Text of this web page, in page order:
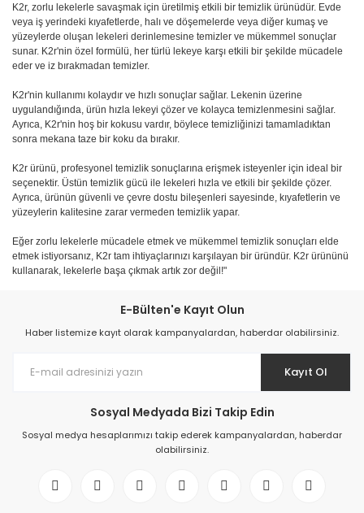
K2r, zorlu lekelerle savaşmak için üretilmiş etkili bir temizlik ürünüdür. Evde
veya iş yerindeki kıyafetlerde, halı ve döşemelerde veya diğer kumaş ve
yüzeylerde oluşan lekeleri derinlemesine temizler ve mükemmel sonuçlar
sunar. K2r'nin özel formülü, her türlü lekeye karşı etkili bir şekilde mücadele
eder ve iz bırakmadan temizler.
K2r'nin kullanımı kolaydır ve hızlı sonuçlar sağlar. Lekenin üzerine
uygulandığında, ürün hızla lekeyi çözer ve kolayca temizlenmesini sağlar.
Ayrıca, K2r'nin hoş bir kokusu vardır, böylece temizliğinizi tamamladıktan
sonra mekana taze bir koku da bırakır.
K2r ürünü, profesyonel temizlik sonuçlarına erişmek isteyenler için ideal bir
seçenektir. Üstün temizlik gücü ile lekeleri hızla ve etkili bir şekilde çözer.
Ayrıca, ürünün güvenli ve çevre dostu bileşenleri sayesinde, kıyafetlerin ve
yüzeylerin kalitesine zarar vermeden temizlik yapar.
Eğer zorlu lekelerle mücadele etmek ve mükemmel temizlik sonuçları elde
etmek istiyorsanız, K2r tam ihtiyaçlarınızı karşılayan bir üründür. K2r ürününü
kullanarak, lekelerle başa çıkmak artık zor değil!"
E-Bülten'e Kayıt Olun
Haber listemize kayıt olarak kampanyalardan, haberdar olabilirsiniz.
Kayıt Ol
Sosyal Medyada Bizi Takip Edin
Sosyal medya hesaplarımızı takip ederek kampanyalardan, haberdar
olabilirsiniz.